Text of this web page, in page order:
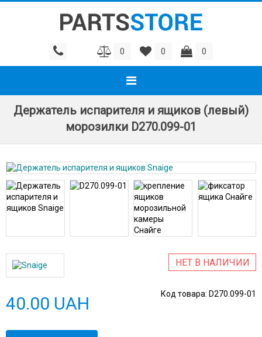
0 0 0
Держатель испарителя и ящиков (левый)
морозилки D270.099-01
НЕТ В НАЛИЧИИ
Код товара: D270.099-01
40.00 UAH